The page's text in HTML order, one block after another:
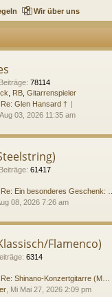
Wir über uns
Beiträge: 78114
RB Gitarrenspieler
Re: Glen Hansard †
Aug 03, 2026 11:35 am
Beiträge: 61417
Re: Ein besonderes Geschenk: …
08, 2026 7:26 am
Flamenco)
: 6314
Re: Shinano-Konzertgitarre (M…
, Mi Mai 27, 2026 2:09 pm